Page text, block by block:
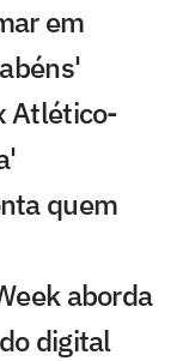
em
Atlético-
quem
aborda
digital